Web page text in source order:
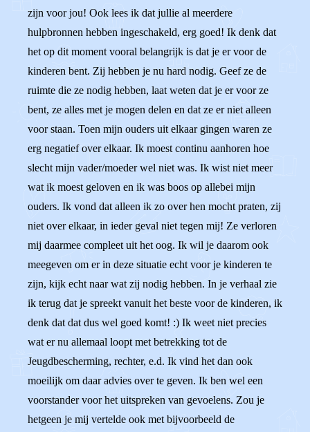
zijn voor jou! Ook lees ik dat jullie al meerdere
hulpbronnen hebben ingeschakeld, erg goed! Ik denk dat
het op dit moment vooral belangrijk is dat je er voor de
kinderen bent. Zij hebben je nu hard nodig. Geef ze de
ruimte die ze nodig hebben, laat weten dat je er voor ze
bent, ze alles met je mogen delen en dat ze er niet alleen
voor staan. Toen mijn ouders uit elkaar gingen waren ze
erg negatief over elkaar. Ik moest continu aanhoren hoe
slecht mijn vader/moeder wel niet was. Ik wist niet meer
wat ik moest geloven en ik was boos op allebei mijn
ouders. Ik vond dat alleen ik zo over hen mocht praten, zij
niet over elkaar, in ieder geval niet tegen mij! Ze verloren
mij daarmee compleet uit het oog. Ik wil je daarom ook
meegeven om er in deze situatie echt voor je kinderen te
zijn, kijk echt naar wat zij nodig hebben. In je verhaal zie
ik terug dat je spreekt vanuit het beste voor de kinderen, ik
denk dat dat dus wel goed komt! :) Ik weet niet precies
wat er nu allemaal loopt met betrekking tot de
Jeugdbescherming, rechter, e.d. Ik vind het dan ook
moeilijk om daar advies over te geven. Ik ben wel een
voorstander voor het uitspreken van gevoelens. Zou je
hetgeen je mij vertelde ook met bijvoorbeeld de